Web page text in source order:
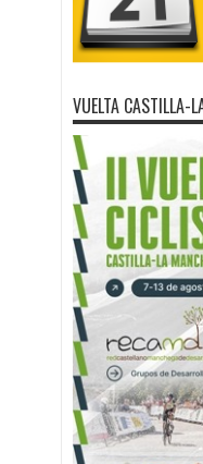
VUELTA CASTILLA-